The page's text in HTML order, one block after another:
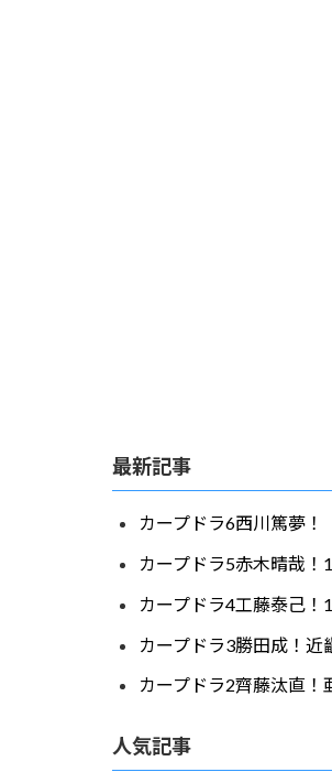
最新記事
カープドラ6西川篤夢！
カープドラ5赤木晴哉！
カープドラ4工藤泰己！
カープドラ3勝田成！近
カープドラ2齊藤汰直！
人気記事